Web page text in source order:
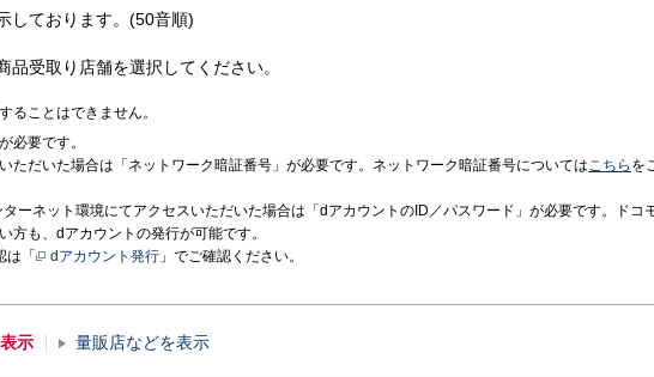
しております。(50音順)
品受取り店舗を選択してください。
ることはできません。
必要です。
ただいた場合は「ネットワーク暗証番号」が必要です。ネットワーク暗証番号についてはこちら を
ーネット環境にてアクセスいただいた場合は「dアカウントのID／パスワード」が必要です。ドコ
方も、dアカウントの発行が可能です。
は「
dアカウント発行 」でご確認ください。
示 量販店などを表示